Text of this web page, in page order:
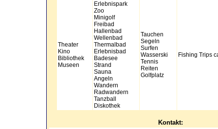
Theater
Kino
Bibliothek
Museen
Erlebnispark
Zoo
Minigolf
Freibad
Hallenbad
Wellenbad
Thermalbad
Erlebnisbad
Badesee
Strand
Sauna
Angeln
Wandern
Radwandern
Tanzball
Diskothek
Tauchen
Segeln
Surfen
Wasserski
Tennis
Reiten
Golfplatz
Fishing Trips
Kontakt: